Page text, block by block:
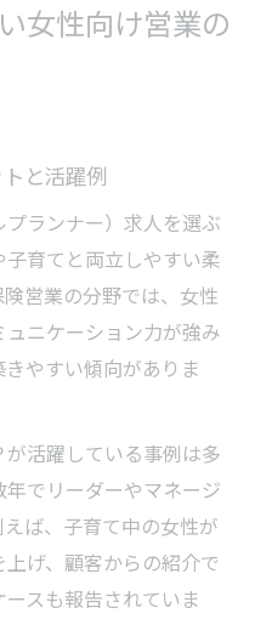
女性向け営業の
と活躍例
ランナー）求人を選ぶ
育てと両立しやすい柔
営業の分野では、女性
ニケーション力が強み
やすい傾向がありま
活躍している事例は多
でリーダーやマネージ
ば、子育て中の女性が
げ、顧客からの紹介で
スも報告されていま